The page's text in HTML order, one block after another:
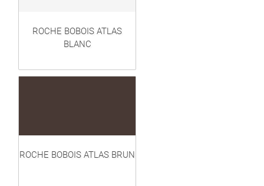
ROCHE BOBOIS ATLAS
BLANC
ROCHE BOBOIS ATLAS BRUN